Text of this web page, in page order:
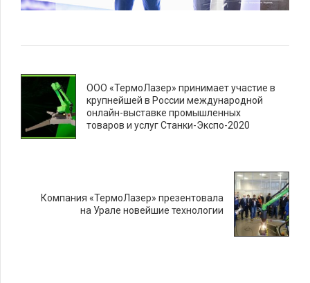
ООО «ТермоЛазер» принимает участие в
крупнейшей в России международной
онлайн-выставке промышленных
товаров и услуг Станки-Экспо-2020
Компания «ТермоЛазер» презентовала
на Урале новейшие технологии